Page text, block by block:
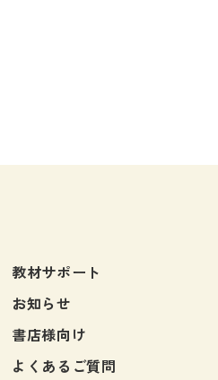
教材サポート
お知らせ
書店様向け
よくあるご質問